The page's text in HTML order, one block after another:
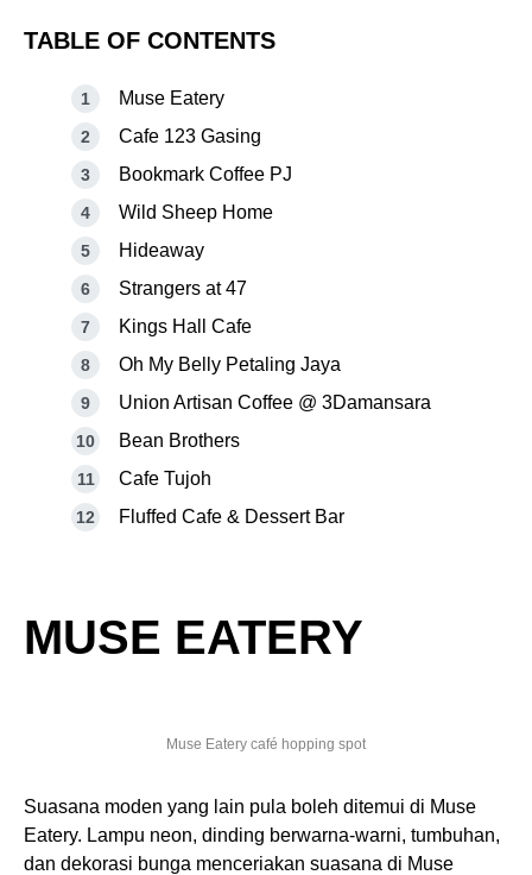
TABLE OF CONTENTS
Muse Eatery
Cafe 123 Gasing
Bookmark Coffee PJ
Wild Sheep Home
Hideaway
Strangers at 47
Kings Hall Cafe
Oh My Belly Petaling Jaya
Union Artisan Coffee @ 3Damansara
Bean Brothers
Cafe Tujoh
Fluffed Cafe & Dessert Bar
MUSE EATERY
Muse Eatery café hopping spot
Suasana moden yang lain pula boleh ditemui di Muse
Eatery. Lampu neon, dinding berwarna-warni, tumbuhan,
dan dekorasi bunga menceriakan suasana di Muse